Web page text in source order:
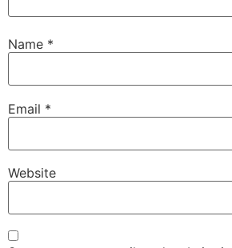
Name *
Email *
Website